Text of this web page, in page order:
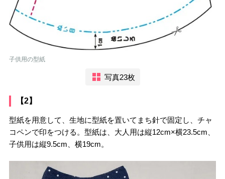
子供用の型紙
写真23枚
【2】
型紙を用意して、生地に型紙を置いてまち針で固定し、チャ
コペンで印をつける。型紙は、大人用は縦12cm×横23.5cm、
子供用は縦9.5cm、横19cm。